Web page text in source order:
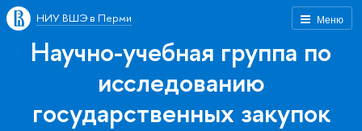
Меню
НИУ ВШЭ в Перми
Научно-учебная группа по
исследованию
государственных закупок